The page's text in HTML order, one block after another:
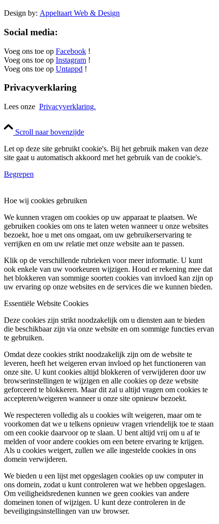
Design by: Appeltaart Web & Design
Social media:
Voeg ons toe op Facebook !
Voeg ons toe op Instagram !
Voeg ons toe op Untappd !
Privacyverklaring
Lees onze Privacyverklaring.
Scroll naar bovenzijde
Let op deze site gebruikt cookie's. Bij het gebruik maken van deze
site gaat u automatisch akkoord met het gebruik van de cookie's.
Begrepen
Hoe wij cookies gebruiken
We kunnen vragen om cookies op uw apparaat te plaatsen. We
gebruiken cookies om ons te laten weten wanneer u onze websites
bezoekt, hoe u met ons omgaat, om uw gebruikerservaring te
verrijken en om uw relatie met onze website aan te passen.
Klik op de verschillende rubrieken voor meer informatie. U kunt
ook enkele van uw voorkeuren wijzigen. Houd er rekening mee dat
het blokkeren van sommige soorten cookies van invloed kan zijn op
uw ervaring op onze websites en de services die we kunnen bieden.
Essentiële Website Cookies
Deze cookies zijn strikt noodzakelijk om u diensten aan te bieden
die beschikbaar zijn via onze website en om sommige functies ervan
te gebruiken.
Omdat deze cookies strikt noodzakelijk zijn om de website te
leveren, heeft het weigeren ervan invloed op het functioneren van
onze site. U kunt cookies altijd blokkeren of verwijderen door uw
browserinstellingen te wijzigen en alle cookies op deze website
geforceerd te blokkeren. Maar dit zal u altijd vragen om cookies te
accepteren/weigeren wanneer u onze site opnieuw bezoekt.
We respecteren volledig als u cookies wilt weigeren, maar om te
voorkomen dat we u telkens opnieuw vragen vriendelijk toe te staan
om een cookie daarvoor op te slaan. U bent altijd vrij om u af te
melden of voor andere cookies om een betere ervaring te krijgen.
Als u cookies weigert, zullen we alle ingestelde cookies in ons
domein verwijderen.
We bieden u een lijst met opgeslagen cookies op uw computer in
ons domein, zodat u kunt controleren wat we hebben opgeslagen.
Om veiligheidsredenen kunnen we geen cookies van andere
domeinen tonen of wijzigen. U kunt deze controleren in de
beveiligingsinstellingen van uw browser.